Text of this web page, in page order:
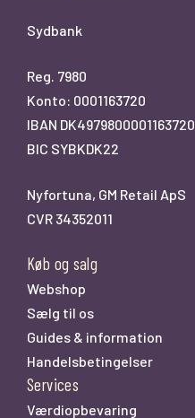
Sydbank
Reg. 7980
Konto: 0001163720
IBAN DK4979800001163720
BIC SYBKDK22
Nyfortuna, GM Retail ApS
CVR 34352011
Køb og salg
Webshop
Sælg til os
Guides & information
Handelsbetingelser
Services
Værdiopbevaring